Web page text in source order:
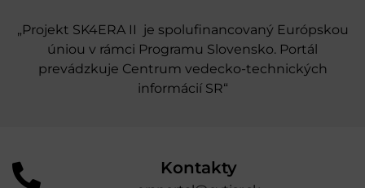
„Projekt SK4ERA II je spolufinancovaný Európskou
úniou v rámci Programu Slovensko. Portál
prevádzkuje Centrum vedecko-technických
informácií SR“
Kontakty